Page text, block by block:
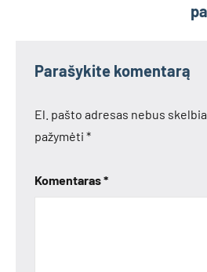
Parašykite komentarą
El. pašto adresas nebus
pažymėti *
Komentaras*